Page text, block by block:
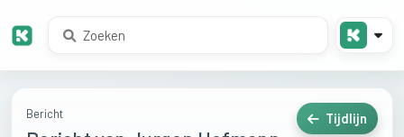
Bericht Tijdlijn